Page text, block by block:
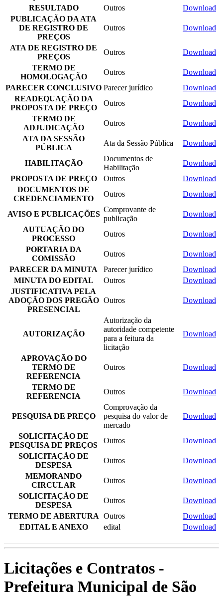
RESULTADO Outros
Download
PUBLICAÇÃO DA ATA
DE REGISTRO DE
PREÇOS
Outros Download
ATA DE REGISTRO DE
PREÇOS
Outros
Download
TERMO DE
HOMOLOGAÇÃO
Outros
Download
PARECER CONCLUSIVO Parecer jurídico
Download
READEQUAÇÃO DA
PROPOSTA DE PREÇO
Outros
Download
TERMO DE
ADJUDICAÇÃO
Outros
Download
ATA DA SESSÃO
PÚBLICA
Ata da Sessão Pública Download
HABILITAÇÃO
Documentos de
Habilitação
Download
PROPOSTA DE PREÇO
Outros
Download
DOCUMENTOS DE
CREDENCIAMENTO
Outros Download
AVISO E PUBLICAÇÕES
Comprovante de
publicação
Download
AUTUAÇÃO DO
PROCESSO
Outros
Download
PORTARIA DA
COMISSÃO
Outros
Download
PARECER DA MINUTA
Parecer jurídico
Download
MINUTA DO EDITAL
Outros
Download
JUSTIFICATIVA PELA
ADOÇÃO DOS PREGÃO
PRESENCIAL
Outros Download
AUTORIZAÇÃO
Autorização da
autoridade competente
para a feitura da
licitação
Download
APROVAÇÃO DO
TERMO DE
REFERENCIA
Outros Download
TERMO DE
REFERENCIA
Outros Download
PESQUISA DE PREÇO
Comprovação da
pesquisa do valor de
mercado
Download
SOLICITAÇÃO DE
PESQUISA DE PREÇOS
Outros
Download
SOLICITAÇÃO DE
DESPESA
Outros
Download
MEMORANDO
CIRCULAR
Outros
Download
SOLICITAÇÃO DE
DESPESA
Outros
Download
TERMO DE ABERTURA Outros
Download
EDITAL E ANEXO
edital Download
Licitações e Contratos -
Prefeitura Municipal de São